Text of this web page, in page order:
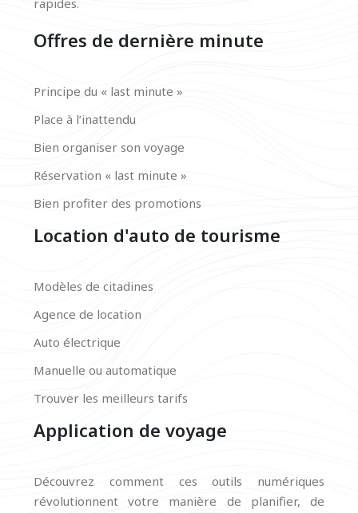
rapides.
Offres de dernière minute
Principe du « last minute »
Place à l’inattendu
Bien organiser son voyage
Réservation « last minute »
Bien profiter des promotions
Location d'auto de tourisme
Modèles de citadines
Agence de location
Auto électrique
Manuelle ou automatique
Trouver les meilleurs tarifs
Application de voyage
Découvrez comment ces outils numériques
révolutionnent votre manière de planifier, de